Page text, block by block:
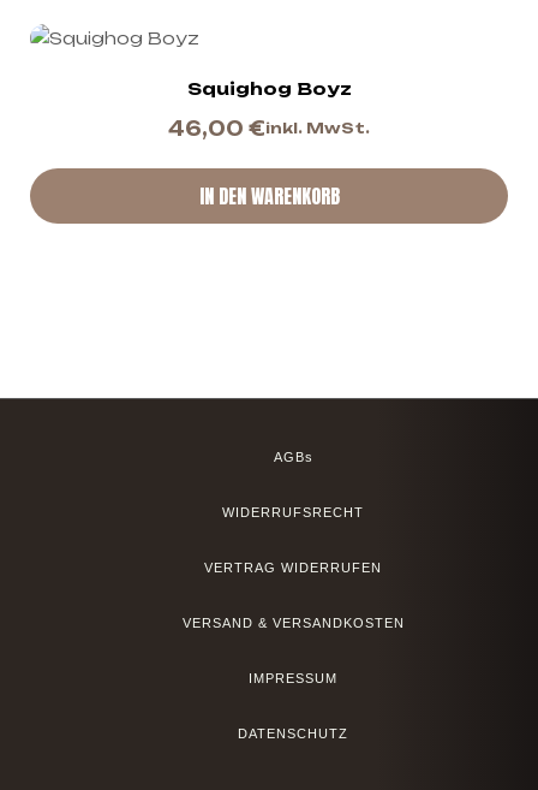
Squighog Boyz
46,00 €inkl. MwSt.
IN DEN WARENKORB
AGBs
WIDERRUFSRECHT
VERTRAG WIDERRUFEN
VERSAND & VERSANDKOSTEN
IMPRESSUM
DATENSCHUTZ